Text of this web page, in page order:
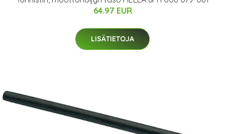
64.97 EUR
LISÄTIETOJA